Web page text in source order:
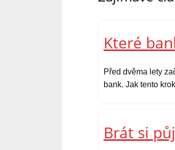
Které
Před dvěma lety
bank. Jak tento
Brát si